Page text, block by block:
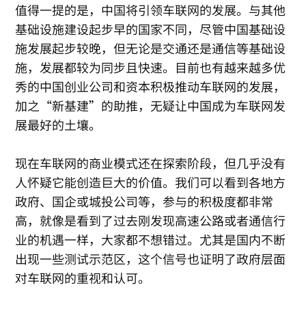
值得一提的是，中国将引领车联网的发展。与其他
基础设施建设起步早的国家不同，尽管中国基础设
施发展起步较晚，但无论是交通还是通信等基础设
施，发展都较为同步且快速。目前也有越来越多优
秀的中国创业公司和资本积极推动车联网的发展，
加之“新基建”的助推，无疑让中国成为车联网发
展最好的土壤。
现在车联网的商业模式还在探索阶段，但几乎没有
人怀疑它能创造巨大的价值。我们可以看到各地方
政府、国企或城投公司等，参与的积极度都非常
高，就像是看到了过去刚发现高速公路或者通信行
业的机遇一样，大家都不想错过。尤其是国内不断
出现一些测试示范区，这个信号也证明了政府层面
对车联网的重视和认可。